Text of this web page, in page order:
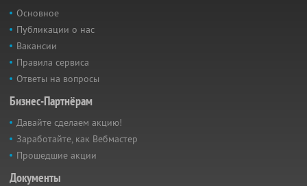
Основное
Публикации о нас
Вакансии
Правила сервиса
Ответы на вопросы
Бизнес-Партнёрам
Давайте сделаем акцию!
Заработайте, как Вебмастер
Прошедшие акции
Документы